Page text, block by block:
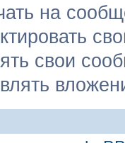
на
свои